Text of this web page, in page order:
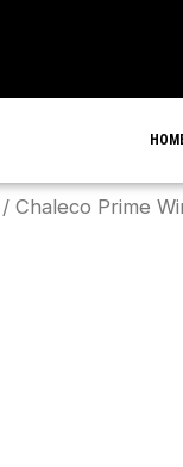
/ Chaleco Prime